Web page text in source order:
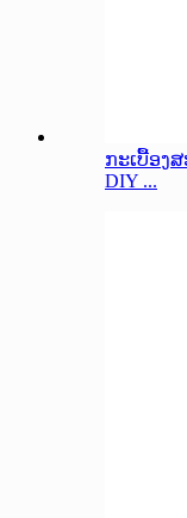
ກະເບື້ອງ
DIY ...